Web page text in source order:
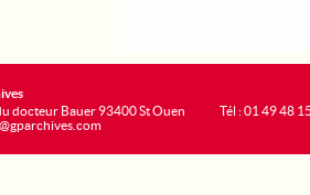
docteur Bauer 93400 St Ouen
Tél : 01 49 48